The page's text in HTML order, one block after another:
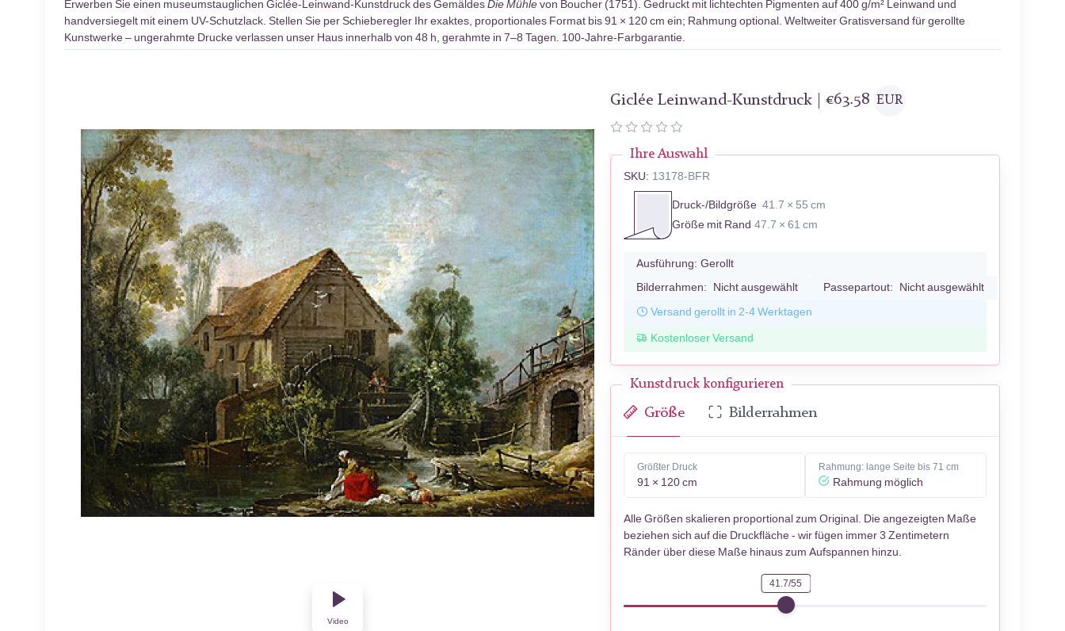
Erwerben Sie einen museumstauglichen Giclée-Leinwand-Kunstdruck des GemäldesDie Mühlevon Boucher (1751). Gedruckt mit lichtechten Pigmenten auf 400 g/m² Leinwand und
handversiegelt mit einem UV-Schutzlack. Stellen Sie per Schieberegler Ihr exaktes, proportionales Format bis 91 × 120 cm ein; Rahmung optional. Weltweiter Gratisversand für gerollte
Kunstwerke – ungerahmte Drucke verlassen unser Haus innerhalb von 48 h, gerahmte in 7–8 Tagen. 100-Jahre-Farbgarantie.
Video
Giclée Leinwand-Kunstdruck |€63.58 EUR
Ihre Auswahl
SKU: 13178-BFR
Druck-/Bildgröße 41.7 × 55 cm
Größe mit Rand 47.7 × 61 cm
Ausführung: Gerollt
Bilderrahmen: Nicht ausgewählt Passepartout: Nicht ausgewählt
Versand gerollt in 2-4 Werktagen
Kostenloser Versand
Kunstdruck konfigurieren
Größe Bilderrahmen
Größter Druck
91 × 120 cm
Rahmung: lange Seite bis 71 cm
Rahmung möglich
Alle Größen skalieren proportional zum Original. Die angezeigten Maße
beziehen sich auf die Druckfläche - wir fügen immer 3 Zentimetern
Ränder über diese Maße hinaus zum Aufspannen hinzu.
41.7/55